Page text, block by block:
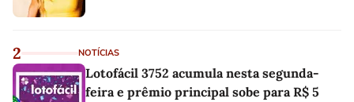
2 NOTÍCIAS
Lotofácil 3752 acumula nesta segunda-
feira e prêmio principal sobe para R$ 5